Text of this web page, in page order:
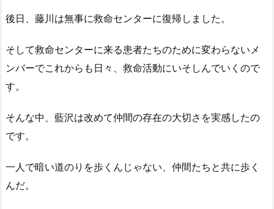
後日、藤川は無事に救命センターに復帰しました。
そして救命センターに来る患者たちのために変わらないメ
ンバーでこれからも日々、救命活動にいそしんでいくので
す。
そんな中、藍沢は改めて仲間の存在の大切さを実感したの
です。
一人で暗い道のりを歩くんじゃない、仲間たちと共に歩く
んだ。